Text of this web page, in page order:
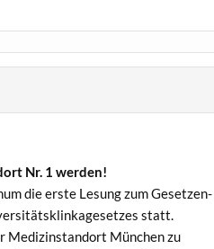
Nr. 1 werden!
die erste Lesung zum Geset­zen­
statt.
Medi­zin­stan­dort München zu